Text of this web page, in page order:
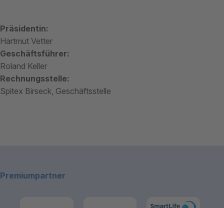
Präsidentin:
Hartmut Vetter
Geschäftsführer:
Roland Keller
Rechnungsstelle:
Spitex Birseck, Geschäftsstelle
Premiumpartner